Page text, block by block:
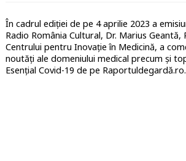
În cadrul ediției de pe 4 aprilie 2023 a
Radio România Cultural, Dr. Marius Geantă,
Centrului pentru Inovație în Medicină, a
noutăți ale domeniului medical precum și
Esențial Covid-19 de pe Raportuldegardă.ro.